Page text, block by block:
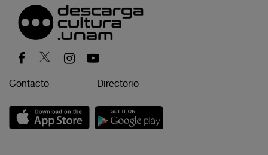
Contacto Directorio